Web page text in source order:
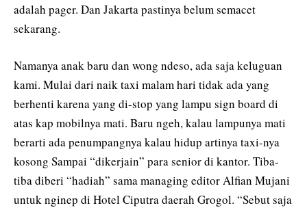
adalah pager. Dan Jakarta pastinya belum semacet
sekarang.
Namanya anak baru dan wong ndeso, ada saja keluguan
kami. Mulai dari naik taxi malam hari tidak ada yang
berhenti karena yang di-stop yang lampu sign board di
atas kap mobilnya mati. Baru ngeh, kalau lampunya mati
berarti ada penumpangnya kalau hidup artinya taxi-nya
kosong Sampai “dikerjain” para senior di kantor. Tiba-
tiba diberi “hadiah” sama managing editor Alfian Mujani
untuk nginep di Hotel Ciputra daerah Grogol. “Sebut saja